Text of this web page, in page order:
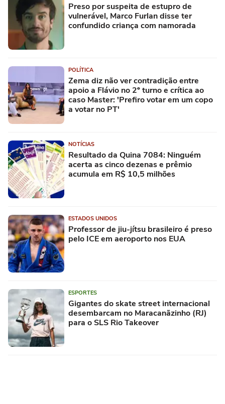
Preso por suspeita de estupro de
vulnerável, Marco Furlan disse ter
confundido criança com namorada
POLÍTICA
Zema diz não ver contradição entre
apoio a Flávio no 2º turno e crítica ao
caso Master: 'Prefiro votar em um copo
a votar no PT'
NOTÍCIAS
Resultado da Quina 7084: Ninguém
acerta as cinco dezenas e prêmio
acumula em R$ 10,5 milhões
ESTADOS UNIDOS
Professor de jiu-jítsu brasileiro é preso
pelo ICE em aeroporto nos EUA
ESPORTES
Gigantes do skate street internacional
desembarcam no Maracanãzinho (RJ)
para o SLS Rio Takeover